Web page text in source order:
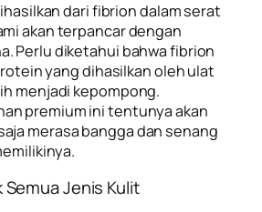
dari fibrion dalam serat
akan terpancar dengan
Perlu diketahui bahwa fibrion
yang dihasilkan oleh ulat
menjadi kepompong.
premium ini tentunya akan
merasa bangga dan senang
Jenis Kulit